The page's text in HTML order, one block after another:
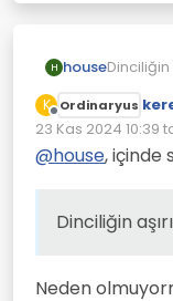
H houseDinciliğin
Dini
"tarikat,
medenşi
erkek
edip,
O daha
cahil
yapıp
cehalet
Deist
K
Çevrimdışı
Ordinaryus
23 Kas 2024 10:39
Son düzenleyen:
@house, içinde
Dinciliğin
Neden